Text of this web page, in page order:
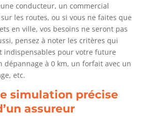
conducteur, un commercial
les routes, ou si vous ne faites que
en ville, vos besoins ne seront pas
pensez à noter les critères qui
indispensables pour votre future
dépannage à 0 km, un forfait avec un
etc.
simulation précise
assureur